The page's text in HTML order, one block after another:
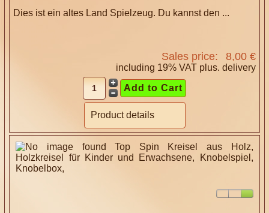
Dies ist ein altes Land Spielzeug. Du kannst den ...
Sales price: 8,00 €
including 19% VAT plus. delivery
Product details